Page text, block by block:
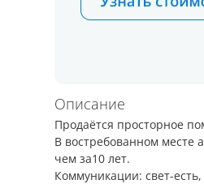
Описание
Продаётся просторное
В востребованном месте
чем за10 лет.
Коммуникации: свет-